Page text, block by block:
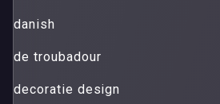
danish
de troubadour
decoratie design